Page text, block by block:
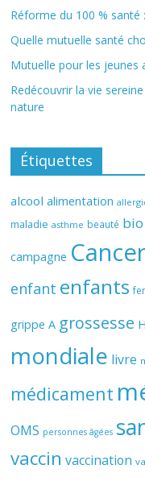
Réforme du 100 % santé
Quelle mutuelle santé
Mutuelle pour les jeunes
Redécouvrir la vie
nature
Étiquettes
alcool alimentation
maladie asthme beauté bio
campagne Cancer
enfant enfants
grippe A grossesse
mondiale livre
médicament
OMS personnes âgées
vaccin vaccination